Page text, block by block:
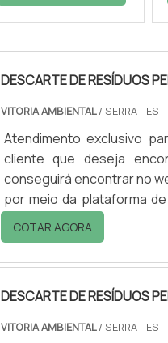
DESCARTE DE RESÍDUOS
VITORIA AMBIENTAL/ SERRA - ES
Atendimento exclusivo
cliente que deseja
conseguirá encontrar no
por meio da plataforma
referência em
resíduos perigosos mg,
proteção com comp...
COTAR AGORA
DESCARTE DE RESÍDUOS
VITORIA AMBIENTAL/ SERRA - ES